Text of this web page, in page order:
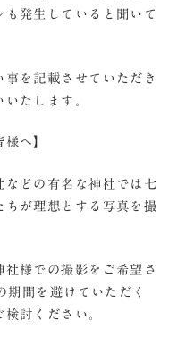
発生していると聞いて
を記載させていただき
たします。
へ】
どの有名な神社では七
ちが理想とする写真を撮
様での撮影をご希望さ
期間を避けていただく
討ください。